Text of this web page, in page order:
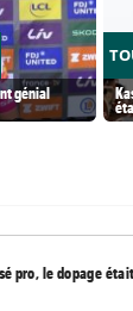
génial
pro, le dopage